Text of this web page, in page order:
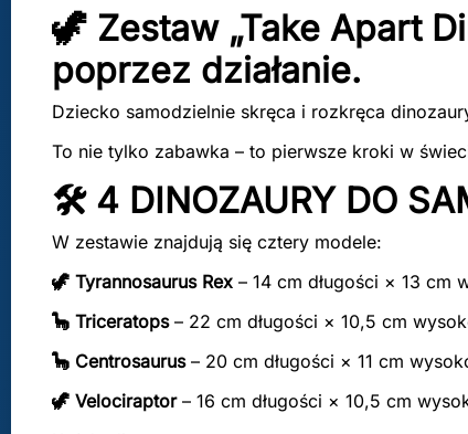
🦖 Zestaw „Take Apart
poprzez działanie.
Dziecko samodzielnie skręca i rozkręca
To nie tylko zabawka – to pierwsze kroki w
🛠️ 4 DINOZAURY DO
W zestawie znajdują się cztery modele:
🦖 Tyrannosaurus Rex – 14 cm długości × 13 cm
🦕 Triceratops – 22 cm długości × 10,5 cm
🦕 Centrosaurus– 20 cm długości × 11 cm
🦖 Velociraptor– 16 cm długości × 10,5 cm